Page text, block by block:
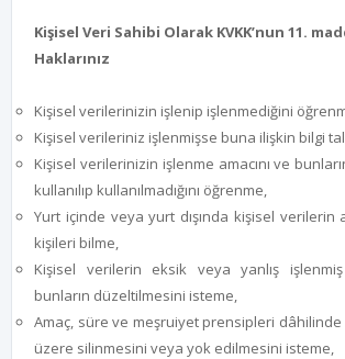
Kişisel Veri Sahibi Olarak KVKK’nun 11.
Haklarınız
Kişisel verilerinizin işlenip işlenmediğini
Kişisel verileriniz işlenmişse buna ilişkin bilgi
Kişisel verilerinizin işlenme amacını ve
kullanılıp kullanılmadığını öğrenme,
Yurt içinde veya yurt dışında kişisel verilerin
kişileri bilme,
Kişisel verilerin eksik veya yanlış
bunların düzeltilmesini isteme,
Amaç, süre ve meşruiyet prensipleri
üzere silinmesini veya yok edilmesini isteme,